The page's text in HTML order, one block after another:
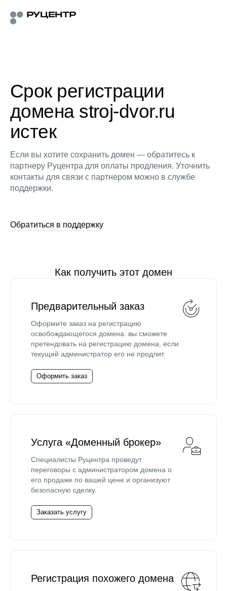
Срок регистрации
домена stroj-dvor.ru
истек
Если вы хотите сохранить домен — обратитесь к
партнеру Руцентра для оплаты продления. Уточнить
контакты для связи с партнером можно в службе
поддержки.
Обратиться в поддержку
Как получить этот домен
Предварительный заказ
Оформите заказ на регистрацию
освобождающегося домена: вы сможете
претендовать на регистрацию домена, если
текущий администратор его не продлит.
Оформить заказ
Услуга «Доменный брокер»
Специалисты Руцентра проведут
переговоры с администратором домена о
его продаже по вашей цене и организуют
безопасную сделку.
Заказать услугу
Регистрация похожего домена